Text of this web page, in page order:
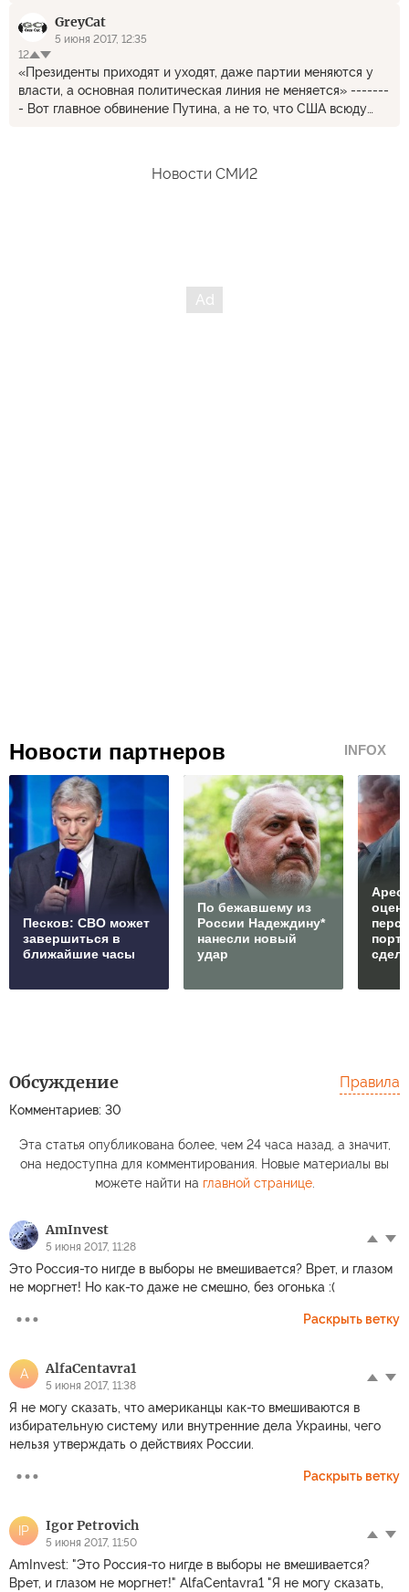
Ржачные вы, пацаны. Круче Петросяна)))
GreyCat
5 июня 2017, 12:35
12
«Президенты приходят и уходят, даже партии меняются у
власти, а основная политическая линия не меняется» -------
- Вот главное обвинение Путина, а не то, что США всюду
политическую линию страны и не только США, а
Новости СМИ2
Новости партнеров INFOX
Песков: СВО может
завершиться в
ближайшие часы
По бежавшему из
России Надеждину*
нанесли новый
удар
Обсуждение
Комментариев: 30
Правила
Эта статья опубликована более, чем 24 часа назад, а значит,
она недоступна для комментирования. Новые материалы вы
можете найти на главной странице.
AmInvest
5 июня 2017, 11:28
Это Россия-то нигде в выборы не вмешивается? Врет, и глазом
не моргнет! Но как-то даже не смешно, без огонька :(
Раскрыть ветку
A AlfaCentavra1
5 июня 2017, 11:38
Я не могу сказать, что американцы как-то вмешиваются в
избирательную систему или внутренние дела Украины, чего
нельзя утверждать о действиях России.
Раскрыть ветку
IP Igor Petrovich
5 июня 2017, 11:50
AmInvest: "Это Россия-то нигде в выборы не вмешивается?
Врет, и глазом не моргнет!" AlfaCentavra1 "Я не могу сказать,